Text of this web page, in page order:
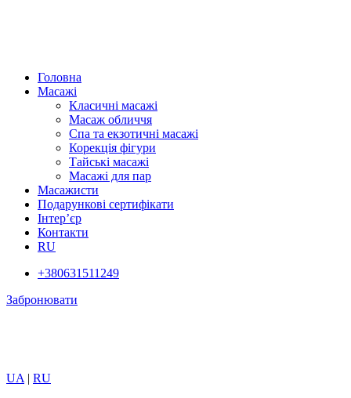
Головна
Масажі
Класичні масажі
Масаж обличчя
Спа та екзотичні масажі
Корекція фігури
Тайські масажі
Масажі для пар
Масажисти
Подарункові сертифікати
Інтер’єр
Контакти
RU
+380631511249
Забронювати
UA | RU